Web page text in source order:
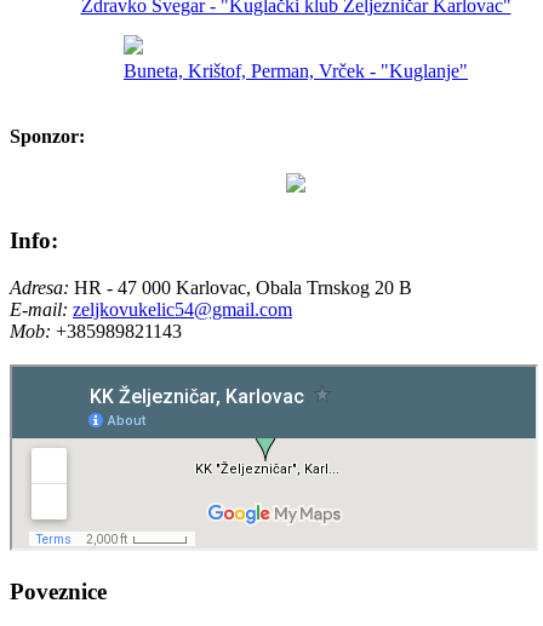
Zdravko Švegar - "Kuglački klub Željezničar Karlovac"
Buneta, Krištof, Perman, Vrček - "Kuglanje"
Sponzor:
Info:
Adresa: HR - 47 000 Karlovac, Obala Trnskog 20 B
E-mail: zeljkovukelic54@gmail.com
Mob: +385989821143
Poveznice